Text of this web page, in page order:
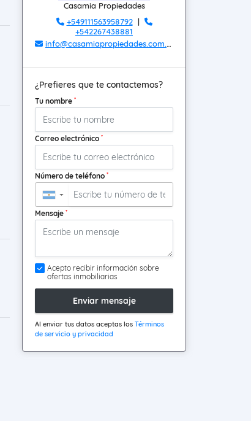
Casamia Propiedades
+549111563958792|
+542267438881
info@casamiapropiedades.com.ar
¿Prefieres que te contactemos?
Tu nombre *
Correo electrónico *
Número de teléfono *
▼
Mensaje *
Acepto recibir información sobre
ofertas inmobiliarias
Enviar mensaje
Al enviar tus datos aceptas los Términos
de servicio y privacidad